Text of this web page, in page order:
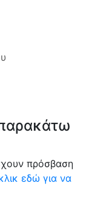
πρόσβαση
εδώ για να